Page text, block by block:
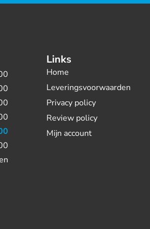
Links
Home
Leveringsvoorwaarden
Privacy policy
Review policy
Mijn account